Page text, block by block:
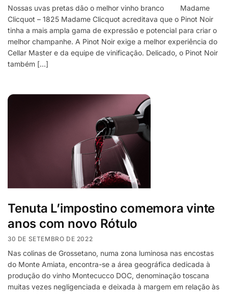
Nossas uvas pretas dão o melhor vinho branco Madame
Clicquot – 1825 Madame Clicquot acreditava que o Pinot Noir
tinha a mais ampla gama de expressão e potencial para criar o
melhor champanhe. A Pinot Noir exige a melhor experiência do
Cellar Master e da equipe de vinificação. Delicado, o Pinot Noir
também […]
Tenuta L’impostino comemora vinte
anos com novo Rótulo
30 DE SETEMBRO DE 2022
Nas colinas de Grossetano, numa zona luminosa nas encostas
do Monte Amiata, encontra-se a área geográfica dedicada à
produção do vinho Montecucco DOC, denominação toscana
muitas vezes negligenciada e deixada à margem em relação às